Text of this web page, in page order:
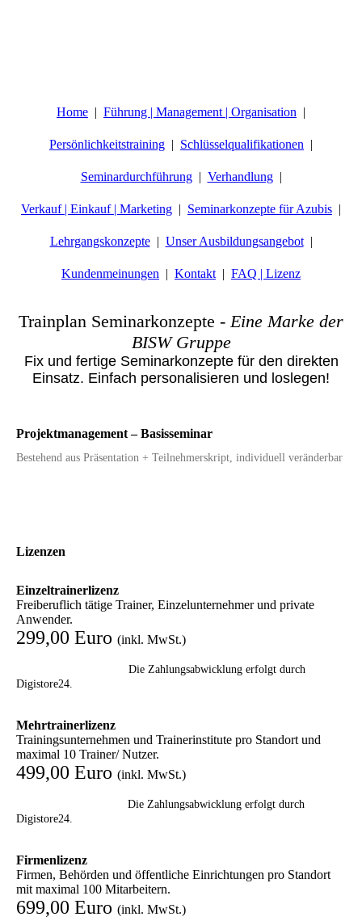
Home Führung | Management | Organisation
Persönlichkeitstraining Schlüsselqualifikationen
Seminardurchführung Verhandlung
Verkauf | Einkauf | Marketing Seminarkonzepte für Azubis
Lehrgangskonzepte Unser Ausbildungsangebot
Kundenmeinungen Kontakt FAQ | Lizenz
Trainplan Seminarkonzepte - Eine Marke der
BISW Gruppe
Fix und fertige Seminarkonzepte für den direkten
Einsatz. Einfach personalisieren und loslegen!
Projektmanagement – Basisseminar
Bestehend aus Präsentation + Teilnehmerskript, individuell veränderbar
Lizenzen
Einzeltrainerlizenz
Freiberuflich tätige Trainer, Einzelunternehmer und private
Anwender.
299,00 Euro (inkl. MwSt.)
Die Zahlungsabwicklung erfolgt durch
Digistore24.
Mehrtrainerlizenz
Trainingsunternehmen und Trainerinstitute pro Standort und
maximal 10 Trainer/ Nutzer.
499,00 Euro (inkl. MwSt.)
Die Zahlungsabwicklung erfolgt durch
Digistore24.
Firmenlizenz
Firmen, Behörden und öffentliche Einrichtungen pro Standort
mit maximal 100 Mitarbeitern.
699,00 Euro (inkl. MwSt.)